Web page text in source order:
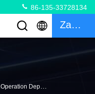
86-135-33728134
Zacytować
Kontrola Jakości